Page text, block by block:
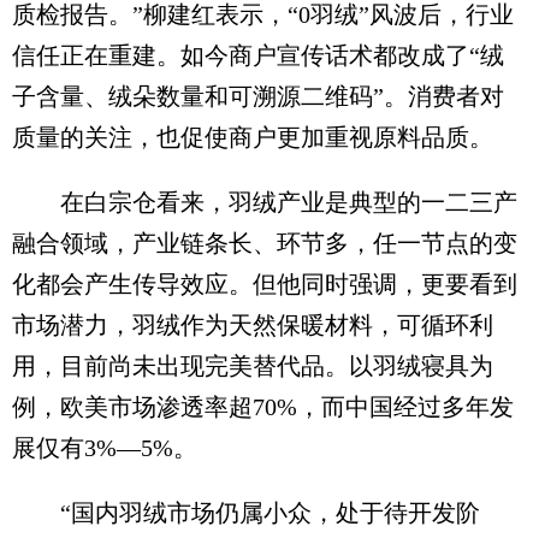
质检报告。”柳建红表示，“0羽绒”风波后，行业
信任正在重建。如今商户宣传话术都改成了“绒
子含量、绒朵数量和可溯源二维码”。消费者对
质量的关注，也促使商户更加重视原料品质。
在白宗仓看来，羽绒产业是典型的一二三产
融合领域，产业链条长、环节多，任一节点的变
化都会产生传导效应。但他同时强调，更要看到
市场潜力，羽绒作为天然保暖材料，可循环利
用，目前尚未出现完美替代品。以羽绒寝具为
例，欧美市场渗透率超70%，而中国经过多年发
展仅有3%—5%。
“国内羽绒市场仍属小众，处于待开发阶